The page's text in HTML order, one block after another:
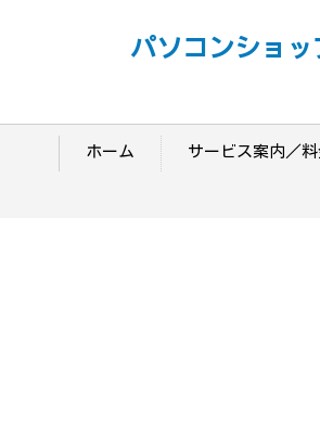
パソコンショ
ホーム サービス案内／料